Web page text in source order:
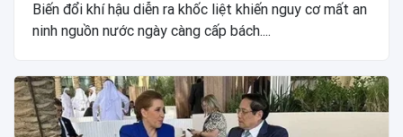
Biến đổi khí hậu diễn ra khốc liệt khiến nguy cơ mất an
ninh nguồn nước ngày càng cấp bách....